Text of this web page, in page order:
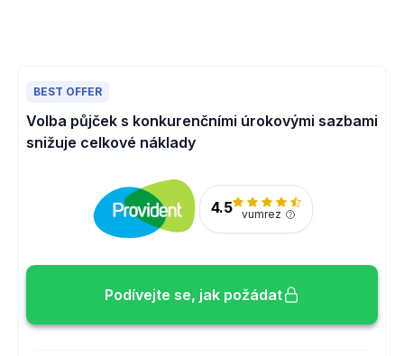
BEST OFFER
Volba půjček s konkurenčními úrokovými sazbami
snižuje celkové náklady
4.5 vumrez
Podívejte se, jak požádat